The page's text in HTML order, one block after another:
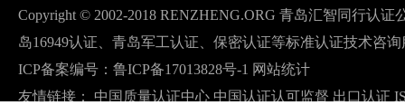
Copyright © 2002-2018 RENZHENG.ORG 青岛汇智同行认
岛16949认证、青岛军工认证、保密认证等标准认证技术咨
ICP备案编号： 鲁ICP备17013828号-1 网站统计
友情链接：
中国质量认证中心 中国认证认可监督 出口认证